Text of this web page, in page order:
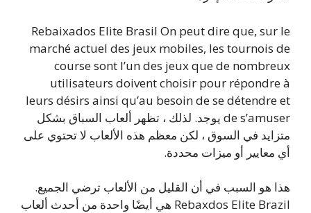
Rebaixados Elite Brasil On peut dire que, sur le
marché actuel des jeux mobiles, les tournois de
course sont l’un des jeux que de nombreux
utilisateurs doivent choisir pour répondre à
leurs désirs ainsi qu’au besoin de se détendre et
de s’amuser يوجد. لذلك ، تظهر ألعاب السباق بشكل
متزايد في السوق ، لكن معظم هذه الألعاب لا تحتوي على
أي معايير أو ميزات محددة.
هذا هو السبب في أن القليل من الألعاب ترضي الجميع.
Rebaxdos Elite Brazil هي أيضًا واحدة من أحدث ألعاب